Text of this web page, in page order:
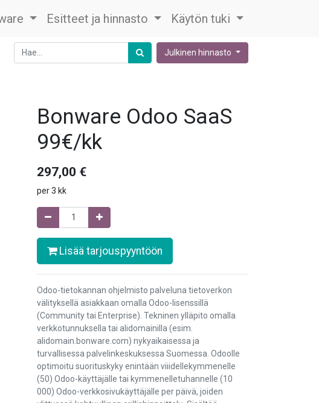
Esitteet ja hinnasto Käytön tuki
Julkinen hinnasto
Bonware Odoo SaaS
99€/kk
297,00 €
per3 kk
Lisää tarjouspyyntöön
Odoo-tietokannan ohjelmisto palveluna tietoverkon
välityksellä asiakkaan omalla Odoo-lisenssillä
(Community tai Enterprise). Tekninen ylläpito omalla
verkkotunnuksella tai alidomainilla (esim.
alidomain.bonware.com) nykyaikaisessa ja
turvallisessa palvelinkeskuksessa Suomessa. Odoolle
optimoitu suorituskyky enintään viiidellekymmenelle
(50) Odoo-käyttäjälle tai kymmenelletuhannelle (10
000) Odoo-verkkosivukäyttäjälle per päivä, joiden